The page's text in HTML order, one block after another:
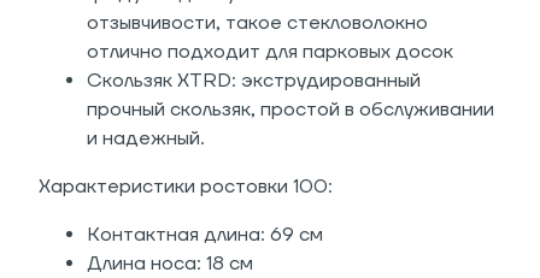
отзывчивости, такое стекловолокно
отлично подходит для парковых досок
Скользяк XTRD: экструдированный
прочный скользяк, простой в обслуживании
и надежный.
Характеристики ростовки 100:
Контактная длина: 69 см
Длина носа: 18 см